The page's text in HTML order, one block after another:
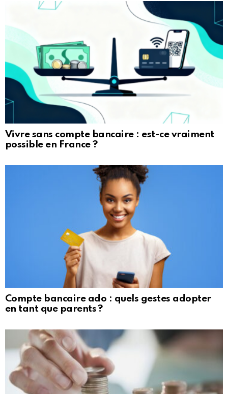
Vivre sans compte bancaire : est-ce vraiment
possible en France ?
Compte bancaire ado : quels gestes adopter
en tant que parents ?